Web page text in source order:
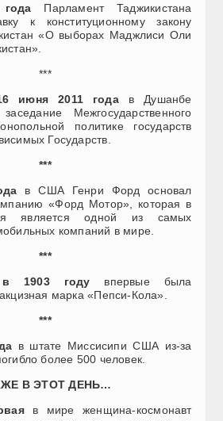
Парламент Таджикистана
к конституционному закону
«О выборах Маджлиси Оли
***
июня 2011 года в Душанбе
Межгосударственного
политике государств
Государств.
***
в США Генри Форд основал
«Форд Мотор», которая в
является одной из самых
компаний в мире.
***
1903 году впервые была
марка «Пепси-Кола».
***
в штате Миссисипи США из-за
более 500 человек.
В ЭТОТ ДЕНЬ…
в мире женщина-космонавт